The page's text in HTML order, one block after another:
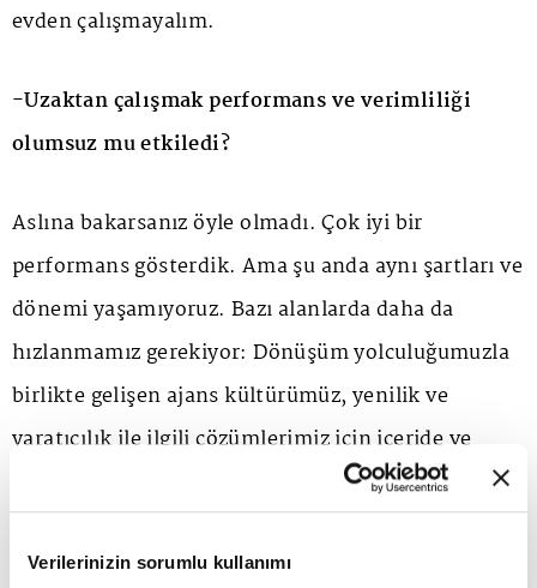
Verilerinizin sorumlu kullanımı
evden çalışmayalım.
-Uzaktan çalışmak performans ve verimliliği
olumsuz mu etkiledi?
Aslına bakarsanız öyle olmadı. Çok iyi bir
performans gösterdik. Ama şu anda aynı şartları ve
dönemi yaşamıyoruz. Bazı alanlarda daha da
hızlanmamız gerekiyor: Dönüşüm yolculuğumuzla
birlikte gelişen ajans kültürümüz, yenilik ve
yaratıcılık ile ilgili çözümlerimiz için içeride ve
dışarıda sinerjinin artması ve hibrit yapının
yeteneklerin özellikle de örneklerden öğrenenlerin